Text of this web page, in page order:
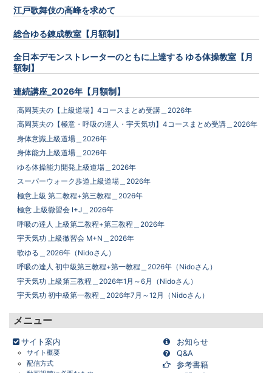
江戸歌舞伎の高峰を求めて
総合ゆる錬成教室【月額制】
全日本デモンストレーターのともに上達する ゆる体操教室【月
額制】
連続講座_2026年【月額制】
高岡英夫の【上級道場】4コースまとめ受講＿2026年
高岡英夫の【極意・呼吸の達人・宇天気功】4コースまとめ受講＿2026年
身体意識上級道場＿2026年
身体能力上級道場＿2026年
ゆる体操能力開発上級道場＿2026年
スーパーウォーク歩道上級道場＿2026年
極意上級 第二教程+第三教程＿2026年
極意 上級徹習会 I+J＿2026年
呼吸の達人 上級第二教程+第三教程＿2026年
宇天気功 上級徹習会 M+N＿2026年
歌ゆる＿2026年（Nidoさん）
呼吸の達人 初中級第三教程+第一教程＿2026年（Nidoさん）
宇天気功 上級第三教程＿2026年1月～6月（Nidoさん）
宇天気功 初中級第一教程＿2026年7月～12月（Nidoさん）
メニュー
サイト案内
サイト概要
配信方式
お知らせ
Q&A
参考書籍